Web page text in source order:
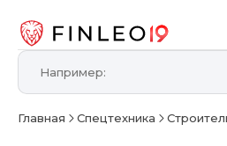
Главная Спецтехника